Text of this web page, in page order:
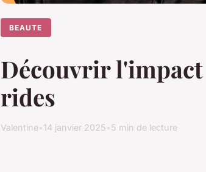
BEAUTE
Découvrir
rides
Valentine 14 janvier 2025 5 min de lecture